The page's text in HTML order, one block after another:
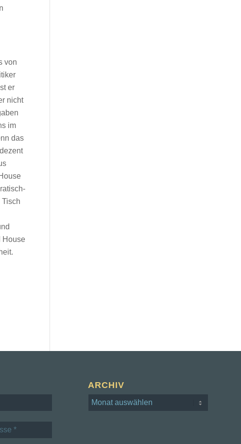
von
er
nicht
im
das
House
ARCHIV